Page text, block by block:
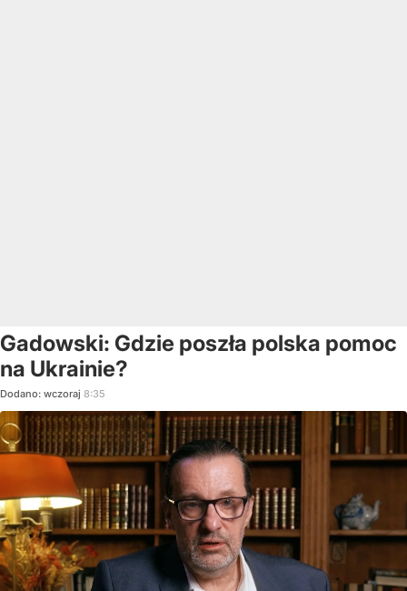
Gadowski: Gdzie poszła polska pomoc
na Ukrainie?
Dodano: wczoraj 8:35